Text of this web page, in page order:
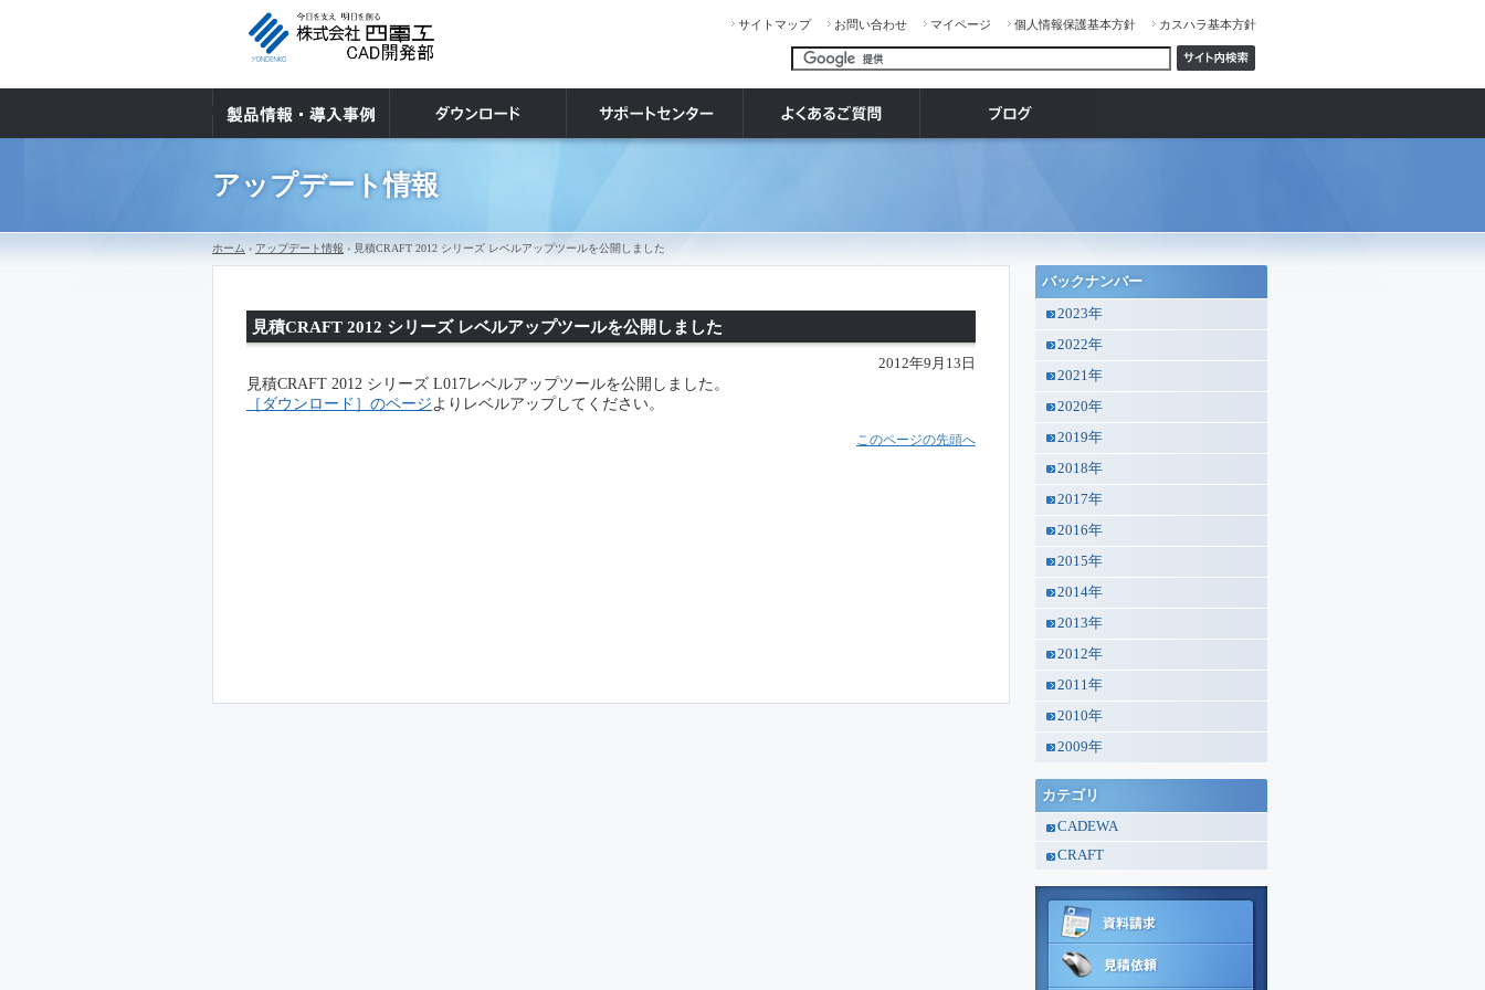
サイトマップ お問い合わせ マイページ 個人情報保護基本方針 カスハラ基本方針
アップデート情報
ホーム › アップデート情報 › 見積CRAFT 2012 シリーズ レベルアップツールを公開しました
見積CRAFT 2012 シリーズ レベルアップツールを公開しました
2012年9月13日
見積CRAFT 2012 シリーズ L017レベルアップツールを公開しました。
［ダウンロード］のページよりレベルアップしてください。
このページの先頭へ
バックナンバー
2023年
2022年
2021年
2020年
2019年
2018年
2017年
2016年
2015年
2014年
2013年
2012年
2011年
2010年
2009年
カテゴリ
CADEWA
CRAFT